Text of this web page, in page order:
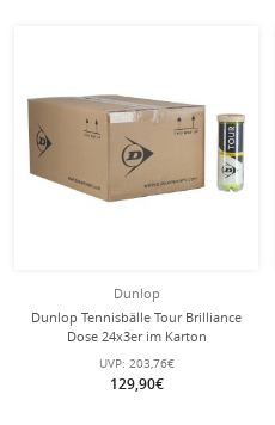
Dunlop
Dunlop Tennisbälle Tour Brilliance
Dose 24x3er im Karton
UVP: 203,76€
129,90€